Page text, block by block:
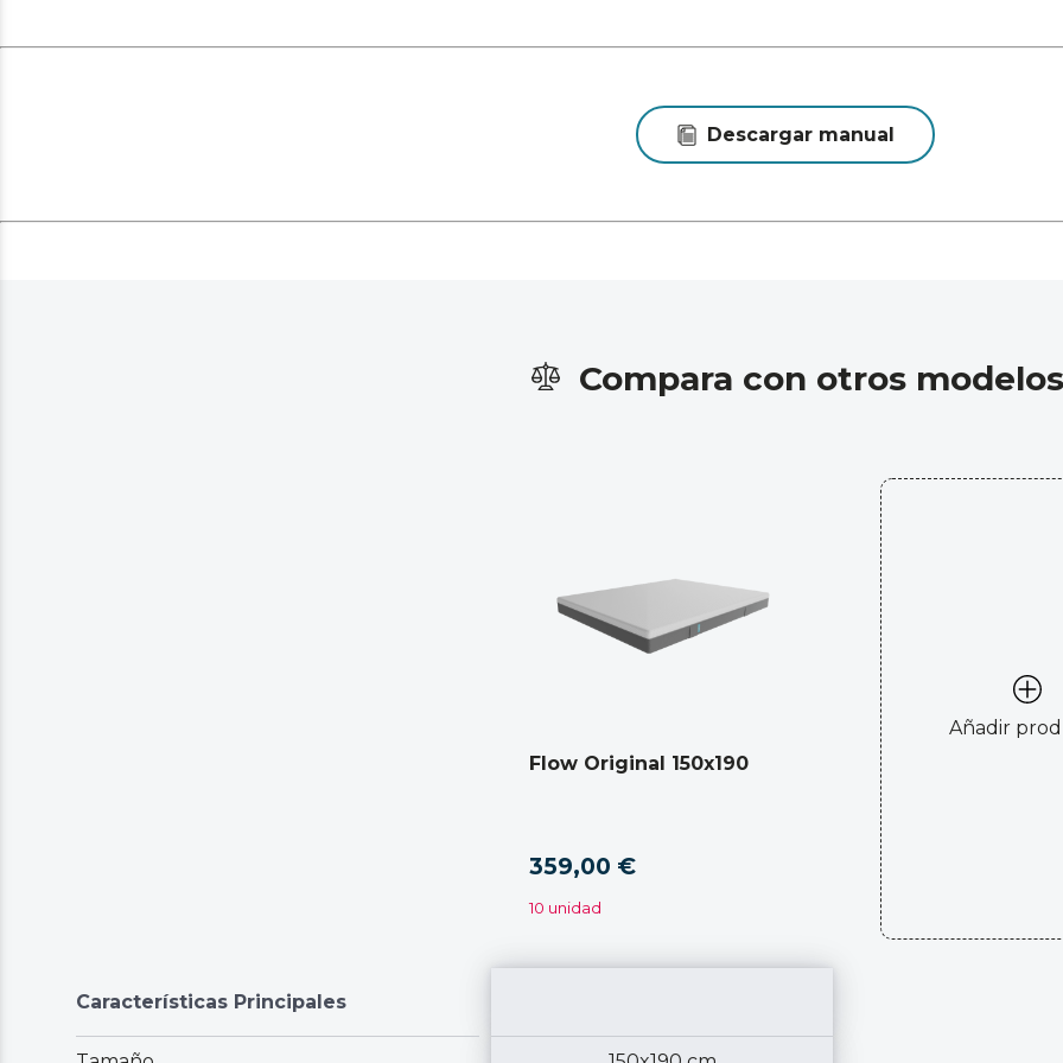
Descargar manual
Compara con otros modelos
Flow Original 150x190
359,00 €
10 unidad
Añadir
Características Principales